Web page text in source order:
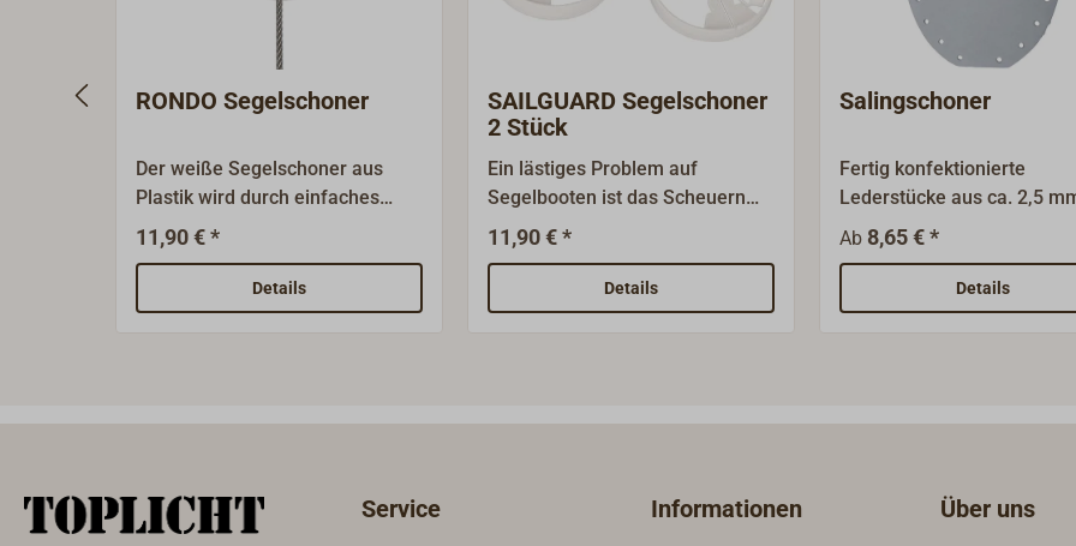
RONDO Segelschoner
Der weiße Segelschoner aus
Plastik wird durch einfaches
Aufstecken am vorderen Teil der
Reling oder dem Want befestigt.
Er schützt das Vorsegel vor dem
Schamfilen beim Segeln am
entsprechenden Durchmesser
11,90 € *
Details
SAILGUARD Segelschoner
2 Stück
Ein lästiges Problem auf
Segelbooten ist das Scheuern
der teuren Segel an den Wanten
oder der Relling. SAILGUARD
schütz die Segel und erleichtert
das Wenden und Halsen.
gesteckt und mit einem Klipp
11,90 € *
Details
Salingschoner
Fertig konfektionierte
Lederstücke aus ca. 2,5
starkem, wetterfest
Leder, zum Anbändseln oder
Annähen.Lieferung
inklusive Bändsel.
Ab 8,65 € *
Details
Service Informationen Über uns